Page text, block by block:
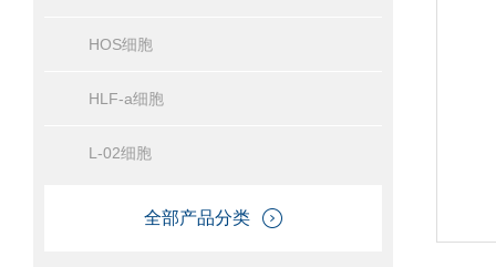
HOS细胞
HLF-a细胞
L-02细胞
全部产品分类